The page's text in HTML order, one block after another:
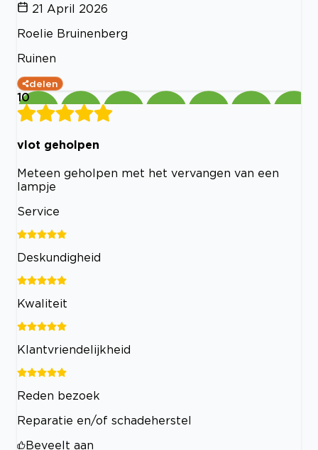
21 April 2026
Roelie Bruinenberg
Ruinen
delen
10
vlot geholpen
Meteen geholpen met het vervangen van een
lampje
Service
Deskundigheid
Kwaliteit
Klantvriendelijkheid
Reden bezoek
Reparatie en/of schadeherstel
Beveelt aan